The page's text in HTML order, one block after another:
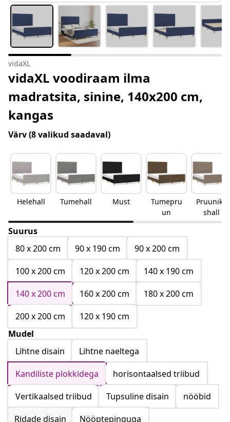
vidaXL
vidaXL voodiraam ilma
madratsita, sinine, 140x200 cm,
kangas
Värv(8 valikud saadaval)
Helehall Tumehall Must
Tumepru
un
Pruunika
shall
Suurus
80 x 200 cm
90 x 190 cm
90 x 200 cm
100 x 200 cm
120 x 200 cm
140 x 190 cm
140 x 200 cm
160 x 200 cm
180 x 200 cm
200 x 200 cm
120 x 190 cm
Mudel
Lihtne disain
Lihtne naeltega
Kandiliste plokkidega
horisontaalsed triibud
Vertikaalsed triibud
Tupsuline disain
nööbid
Ridade disain
Nööptepinguga